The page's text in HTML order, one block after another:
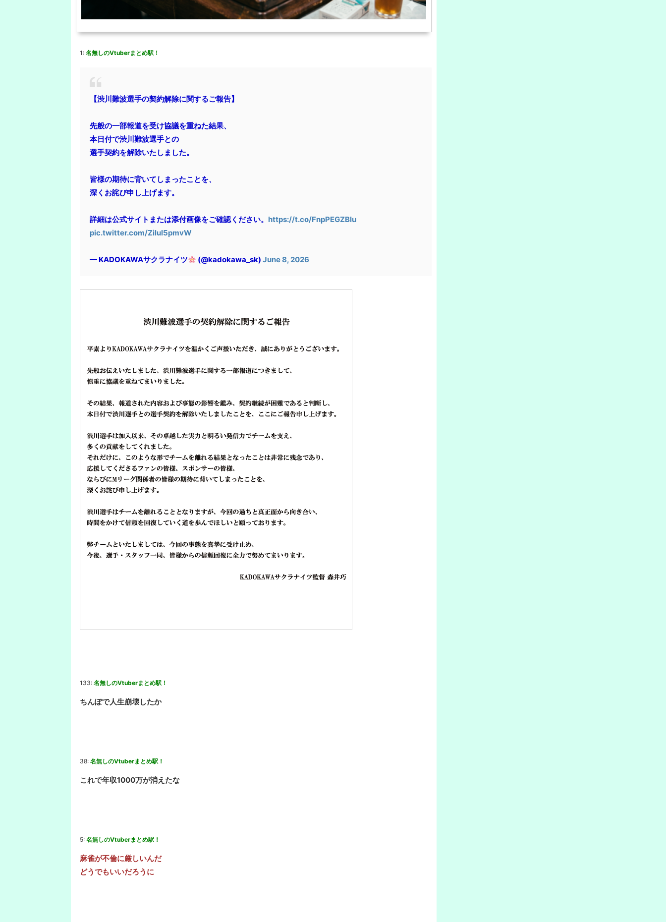
1: 名無しのVtuberまとめ駅！
【渋川難波選手の契約解除に関するご報告】
先般の一部報道を受け協議を重ねた結果、
本日付で渋川難波選手との
選手契約を解除いたしました。
皆様の期待に背いてしまったことを、
深くお詫び申し上げます。
詳細は公式サイトまたは添付画像をご確認ください。 https://t.co/FnpPEGZBlu
pic.twitter.com/Zilul5pmvW
— KADOKAWAサクラナイツ (@kadokawa_sk)June 8, 2026
133: 名無しのVtuberまとめ駅！
ちんぽで人生崩壊したか
38: 名無しのVtuberまとめ駅！
これで年収1000万が消えたな
5: 名無しのVtuberまとめ駅！
麻雀が不倫に厳しいんだ
どうでもいいだろうに